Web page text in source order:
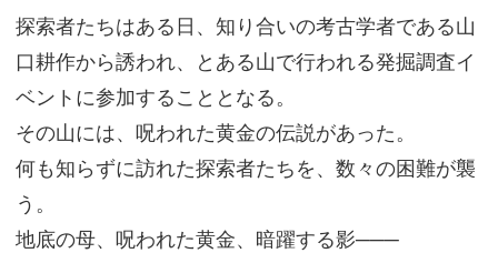
探索者たちはある日、知り合いの考古学者である山
口耕作から誘われ、とある山で行われる発掘調査イ
ベントに参加することとなる。
その山には、呪われた黄金の伝説があった。
何も知らずに訪れた探索者たちを、数々の困難が襲
う。
地底の母、呪われた黄金、暗躍する影​───